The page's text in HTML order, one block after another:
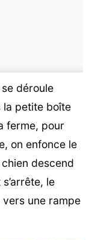
déroule
la petite boîte
ferme, pour
on enfonce le
descend
le
une rampe